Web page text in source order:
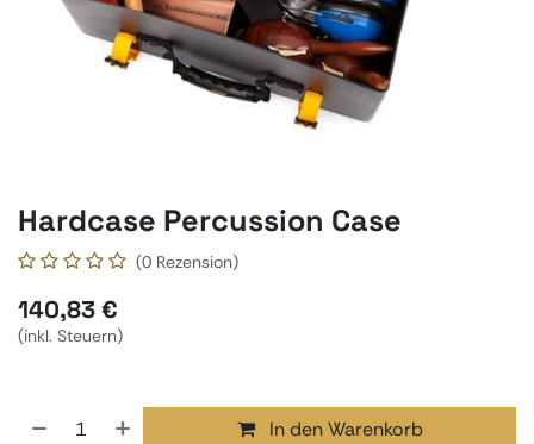
Hardcase Percussion Case
(0 Rezension)
140,83€
(inkl. Steuern)
In den Warenkorb